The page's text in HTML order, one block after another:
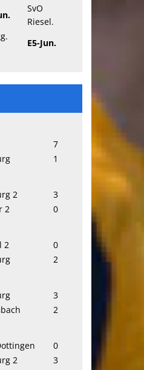
SvO
Riesel.
E5-Jun.
7
1
2
3
2
0
2
0
2
3
2
0
2
3